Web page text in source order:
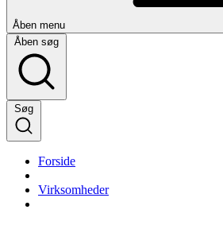
Åben menu
Åben søg
Søg
Forside
Virksomheder